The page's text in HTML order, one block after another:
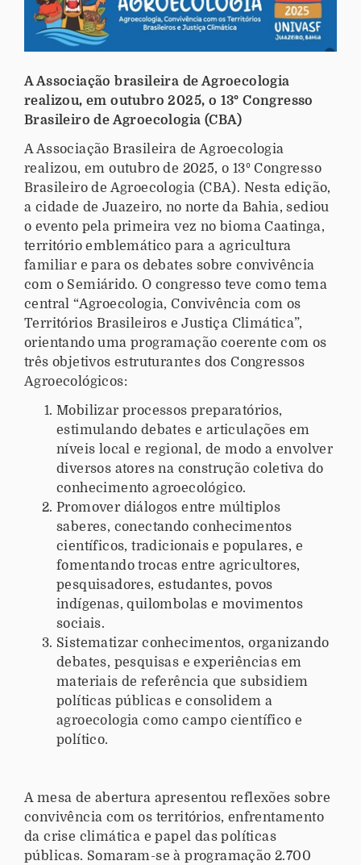
A Associação brasileira de Agroecologia
realizou, em outubro 2025, o 13º Congresso
Brasileiro de Agroecologia (CBA)
A Associação Brasileira de Agroecologia
realizou, em outubro de 2025, o 13º Congresso
Brasileiro de Agroecologia (CBA). Nesta edição,
a cidade de Juazeiro, no norte da Bahia, sediou
o evento pela primeira vez no bioma Caatinga,
território emblemático para a agricultura
familiar e para os debates sobre convivência
com o Semiárido. O congresso teve como tema
central “Agroecologia, Convivência com os
Territórios Brasileiros e Justiça Climática”,
orientando uma programação coerente com os
três objetivos estruturantes dos Congressos
Agroecológicos:
Mobilizar processos preparatórios,
estimulando debates e articulações em
níveis local e regional, de modo a envolver
diversos atores na construção coletiva do
conhecimento agroecológico.
Promover diálogos entre múltiplos
saberes, conectando conhecimentos
científicos, tradicionais e populares, e
fomentando trocas entre agricultores,
pesquisadores, estudantes, povos
indígenas, quilombolas e movimentos
sociais.
Sistematizar conhecimentos, organizando
debates, pesquisas e experiências em
materiais de referência que subsidiem
políticas públicas e consolidem a
agroecologia como campo científico e
político.
A mesa de abertura apresentou reflexões sobre
convivência com os territórios, enfrentamento
da crise climática e papel das políticas
públicas. Somaram-se à programação 2.700